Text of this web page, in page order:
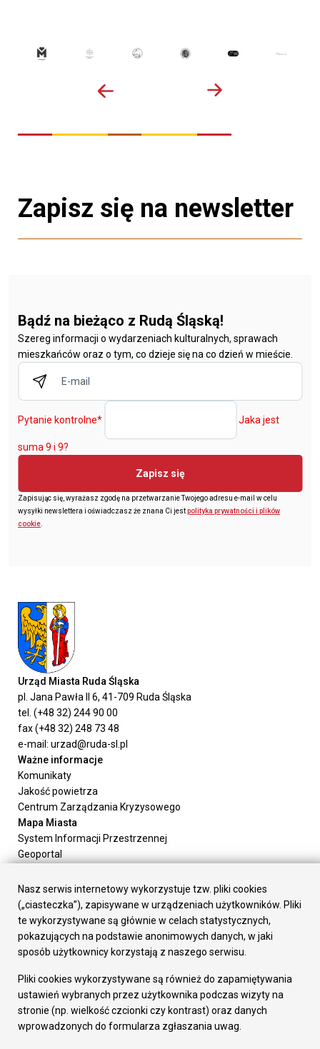
Zapisz się na newsletter
Bądź na bieżąco z Rudą Śląską!
Szereg informacji o wydarzeniach kulturalnych, sprawach
mieszkańców oraz o tym, co dzieje się na co dzień w mieście.
Pytanie kontrolne* Jaka jest
suma 9 i 9?
Zapisz się
Zapisując się, wyrażasz zgodę na przetwarzanie Twojego adresu e-mail w celu
wysyłki newslettera i oświadczasz że znana Ci jestpolityka prywatności i plików
cookie
Urząd Miasta Ruda Śląska
pl. Jana Pawła II 6, 41-709 Ruda Śląska
tel. (+48 32) 244 90 00
fax (+48 32) 248 73 48
e-mail: urzad@ruda-sl.pl
Ważne informacje
Komunikaty
Jakość powietrza
Centrum Zarządzania Kryzysowego
Mapa Miasta
System Informacji Przestrzennej
Geoportal
Załatw sprawę
Prezydent Miasta
Rada Miasta
Wydziały
Elektroniczna Skrzynka Podawcza
Gospodarka
Fundusze europejskie
Środki krajowe
Oferty inwestycyjne
Nasz serwis internetowy wykorzystuje tzw. pliki cookies
(„ciasteczka”), zapisywane w urządzeniach użytkowników. Pliki
te wykorzystywane są głównie w celach statystycznych,
pokazujących na podstawie anonimowych danych, w jaki
sposób użytkownicy korzystają z naszego serwisu.
Pliki cookies wykorzystywane są również do zapamiętywania
ustawień wybranych przez użytkownika podczas wizyty na
stronie (np. wielkość czcionki czy kontrast) oraz danych
wprowadzonych do formularza zgłaszania uwag.